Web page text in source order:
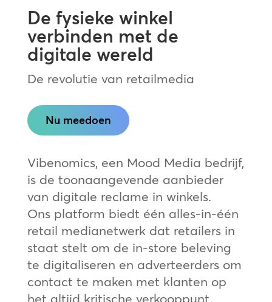
De fysieke winkel
verbinden met de
digitale wereld
De revolutie van retailmedia
Nu meedoen
Vibenomics, een Mood Media bedrijf,
is de toonaangevende aanbieder
van digitale reclame in winkels.
Ons platform biedt één alles-in-één
retail medianetwerk dat retailers in
staat stelt om de in-store beleving
te digitaliseren en adverteerders om
contact te maken met klanten op
het altijd kritische verkooppunt.